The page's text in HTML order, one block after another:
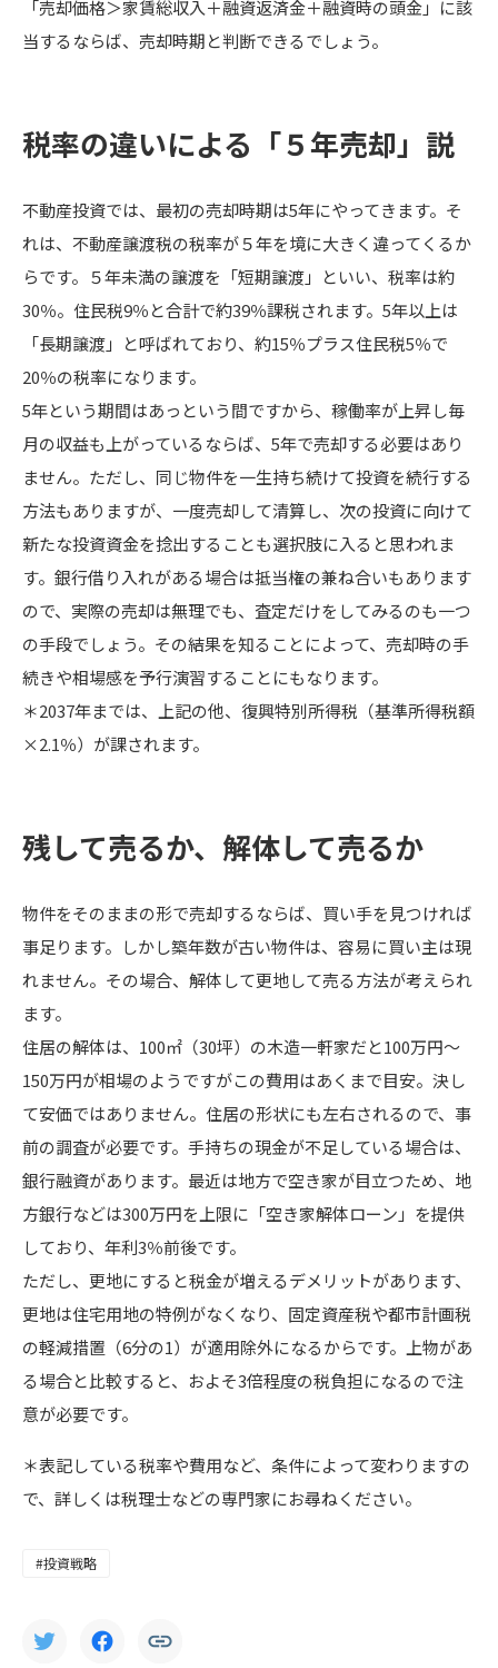
「売却価格＞家賃総収入＋融資返済金＋融資時の頭金」に該
当するならば、売却時期と判断できるでしょう。
税率の違いによる「５年売却」説
不動産投資では、最初の売却時期は5年にやってきます。そ
れは、不動産譲渡税の税率が５年を境に大きく違ってくるか
らです。５年未満の譲渡を「短期譲渡」といい、税率は約
30％。住民税9％と合計で約39％課税されます。5年以上は
「長期譲渡」と呼ばれており、約15％プラス住民税5％で
20％の税率になります。
5年という期間はあっという間ですから、稼働率が上昇し毎
月の収益も上がっているならば、5年で売却する必要はあり
ません。ただし、同じ物件を一生持ち続けて投資を続行する
方法もありますが、一度売却して清算し、次の投資に向けて
新たな投資資金を捻出することも選択肢に入ると思われま
す。銀行借り入れがある場合は抵当権の兼ね合いもあります
ので、実際の売却は無理でも、査定だけをしてみるのも一つ
の手段でしょう。その結果を知ることによって、売却時の手
続きや相場感を予行演習することにもなります。
＊2037年までは、上記の他、復興特別所得税（基準所得税額
×2.1％）が課されます。
残して売るか、解体して売るか
物件をそのままの形で売却するならば、買い手を見つければ
事足ります。しかし築年数が古い物件は、容易に買い主は現
れません。その場合、解体して更地して売る方法が考えられ
ます。
住居の解体は、100㎡（30坪）の木造一軒家だと100万円～
150万円が相場のようですがこの費用はあくまで目安。決し
て安価ではありません。住居の形状にも左右されるので、事
前の調査が必要です。手持ちの現金が不足している場合は、
銀行融資があります。最近は地方で空き家が目立つため、地
方銀行などは300万円を上限に「空き家解体ローン」を提供
しており、年利3％前後です。
ただし、更地にすると税金が増えるデメリットがあります、
更地は住宅用地の特例がなくなり、固定資産税や都市計画税
の軽減措置（6分の1）が適用除外になるからです。上物があ
る場合と比較すると、およそ3倍程度の税負担になるので注
意が必要です。
＊表記している税率や費用など、条件によって変わりますの
で、詳しくは税理士などの専門家にお尋ねください。
#投資戦略